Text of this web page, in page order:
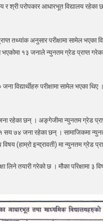
विद्यालयको
कुल
४८०
जनामात्रै
र श्री परोपकार आधारभूत विद्यालय रहेका
तथ्यांक अनुसार परीक्षामा सामेल भएका
भएकोमा १३ जनाले न्युनतम ग्रेड प्राप्त
विद्यार्थीहरु परीक्षामा सामेल भएका
रहेका छन् । अङ्गेजीमा न्युनतम ग्रेड
सय ७४ जना रहेका छन् । सामाजिकमा
(हाम्रो इन्द्रावती) मा न्युनतम ग्रेड
लिने तयारी गरेको छ । मौका